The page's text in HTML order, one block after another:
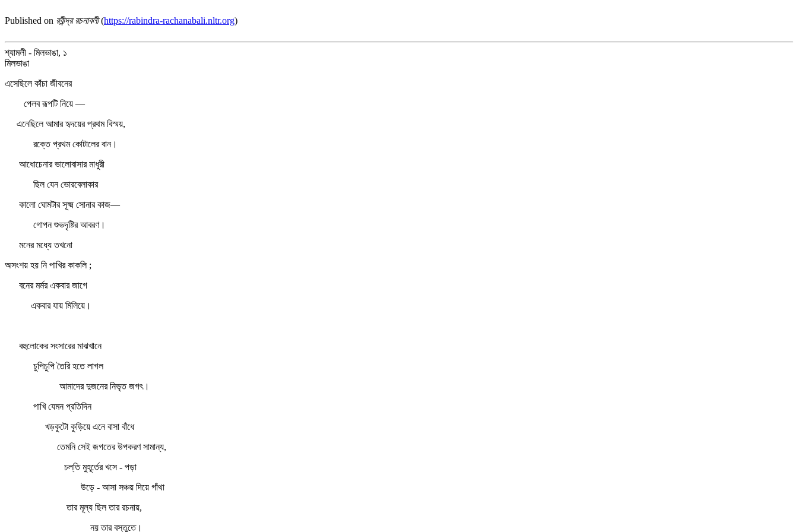
Published on রবীন্দ্র রচনাবলী(https://rabindra-rachanabali.nltr.org)
শ্যামলী - মিলভাঙা, ১
মিলভাঙা
এসেছিলে কাঁচা জীবনের
পেলব রূপটি নিয়ে —
এনেছিলে আমার হৃদয়ের প্রথম বিস্ময়,
রক্তে প্রথম কোটালের বান।
আধোচেনার ভালোবাসার মাধুরী
ছিল যেন ভোরবেলাকার
কালো ঘোমটার সূক্ষ্ম সোনার কাজ—
গোপন শুভদৃষ্টির আবরণ।
মনের মধ্যে তখনো
অসংশয় হয় নি পাখির কাকলি ;
বনের মর্মর একবার জাগে
একবার যায় মিলিয়ে।
বহুলোকের সংসারের মাঝখানে
চুপিচুপি তৈরি হতে লাগল
আমাদের দুজনের নিভৃত জগৎ।
পাখি যেমন প্রতিদিন
খড়কুটো কুড়িয়ে এনে বাসা বাঁধে
তেমনি সেই জগতের উপকরণ সামান্য,
চল্‌তি মুহূর্তের খসে - পড়া
উড়ে - আসা সঞ্চয় দিয়ে গাঁথা
তার মূল্য ছিল তার রচনায়,
নয় তার বস্তুতে।